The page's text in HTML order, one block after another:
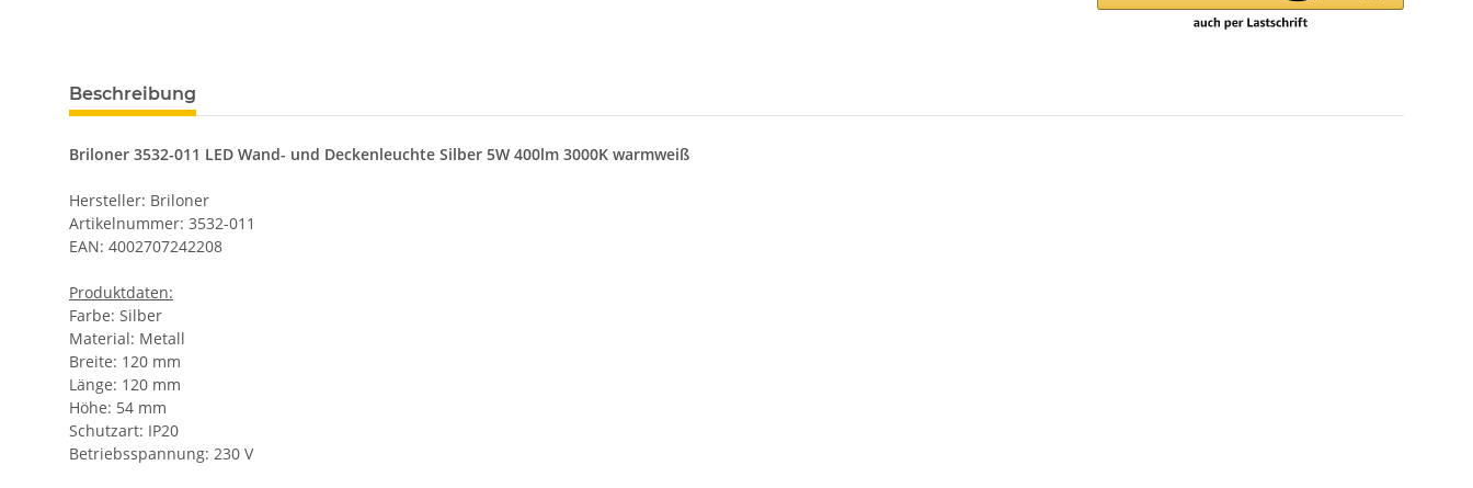
Beschreibung
Briloner 3532-011 LED Wand- und Deckenleuchte Silber 5W 400lm 3000K warmweiß
Hersteller: Briloner
Artikelnummer: 3532-011
EAN: 4002707242208
Produktdaten:
Farbe: Silber
Material: Metall
Breite: 120 mm
Länge: 120 mm
Höhe: 54 mm
Schutzart: IP20
Betriebsspannung: 230 V